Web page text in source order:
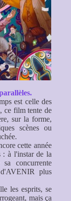
est celle des
ce film tente de
sur la forme,
scènes ou
cette année
: à l'instar de la
concurrente
plus
les esprits, se
mais ça